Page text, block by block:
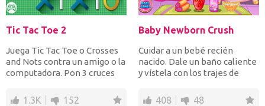
Tic Tac Toe 2
Juega Tic Tac Toe o Crosses
and Nots contra un amigo o la
computadora. Pon 3 cruces
1.3K 152
Baby Newborn Crush
Cuidar a un bebé recién
nacido. Dale un baño caliente
y vístela con los trajes de
408 48